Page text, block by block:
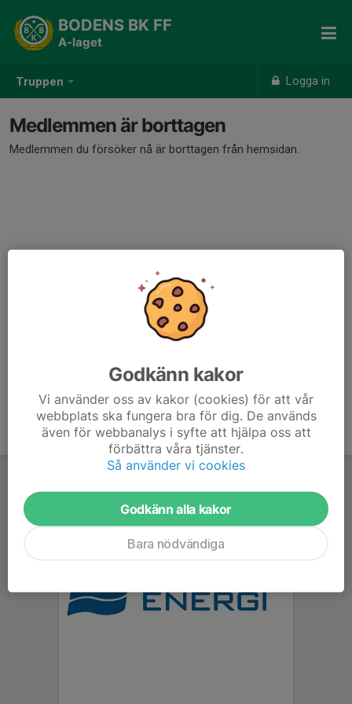
Truppen Logga in
BODENS BK FF
A-laget
Medlemmen är borttagen
Medlemmen du försöker nå är borttagen från hemsidan.
Godkänn kakor
Vi använder oss av kakor (cookies) för att vår
webbplats ska fungera bra för dig. De används
även för webbanalys i syfte att hjälpa oss att
förbättra våra tjänster.
Så använder vi cookies
Godkänn alla kakor
Bara nödvändiga